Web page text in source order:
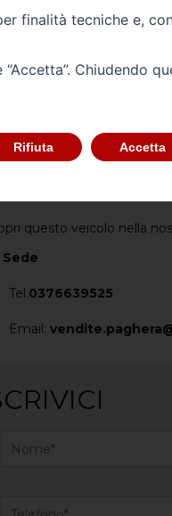
Carrozzeria -
questo veicolo nella
Sede
Tel.0376639525
Email:
finalità tecniche e,
Chiudendo
Rifiuta Accetta